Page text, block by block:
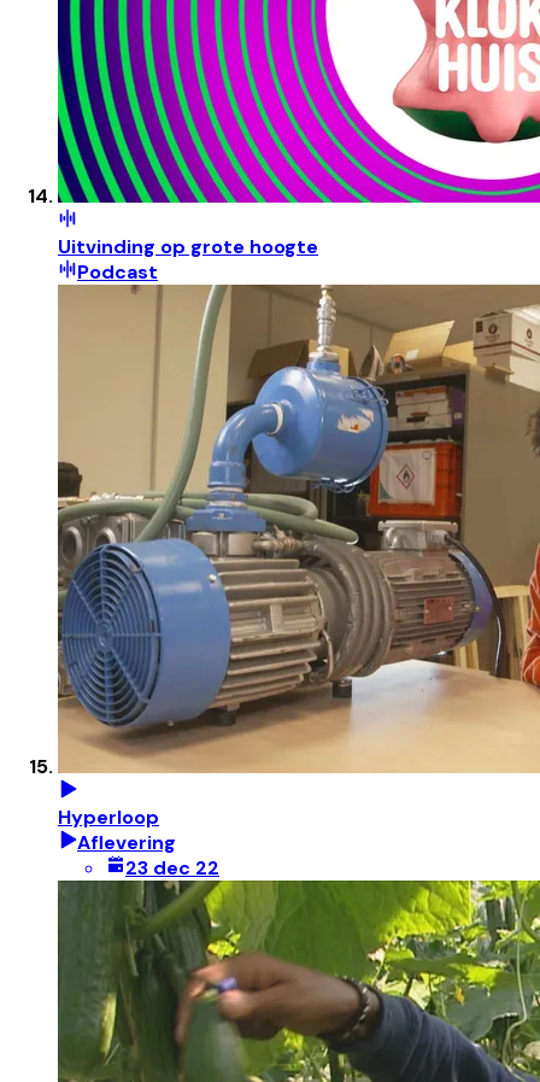
Uitvinding op grote hoogte
Podcast
Hyperloop
Aflevering
23 dec 22